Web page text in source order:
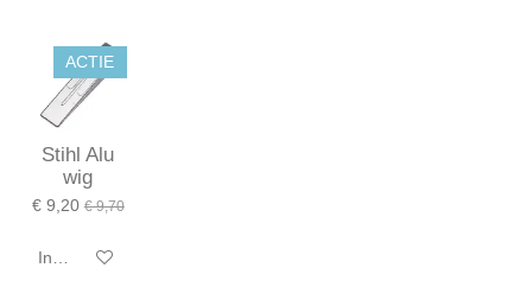
ACTIE
Stihl Alu
wig
€ 9,20 € 9,70
In winkelwagen